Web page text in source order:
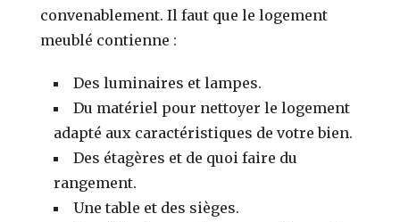
convenablement. Il faut que le logement
meublé contienne :
Des luminaires et lampes.
Du matériel pour nettoyer le logement
adapté aux caractéristiques de votre bien.
Des étagères et de quoi faire du
rangement.
Une table et des sièges.